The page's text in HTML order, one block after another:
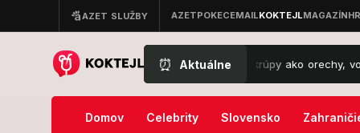
⏰ Aktuálne
obrat počasia: Oravu zasiahli krúpy ako orechy, voda sa
Domov Celebrity Slovensko